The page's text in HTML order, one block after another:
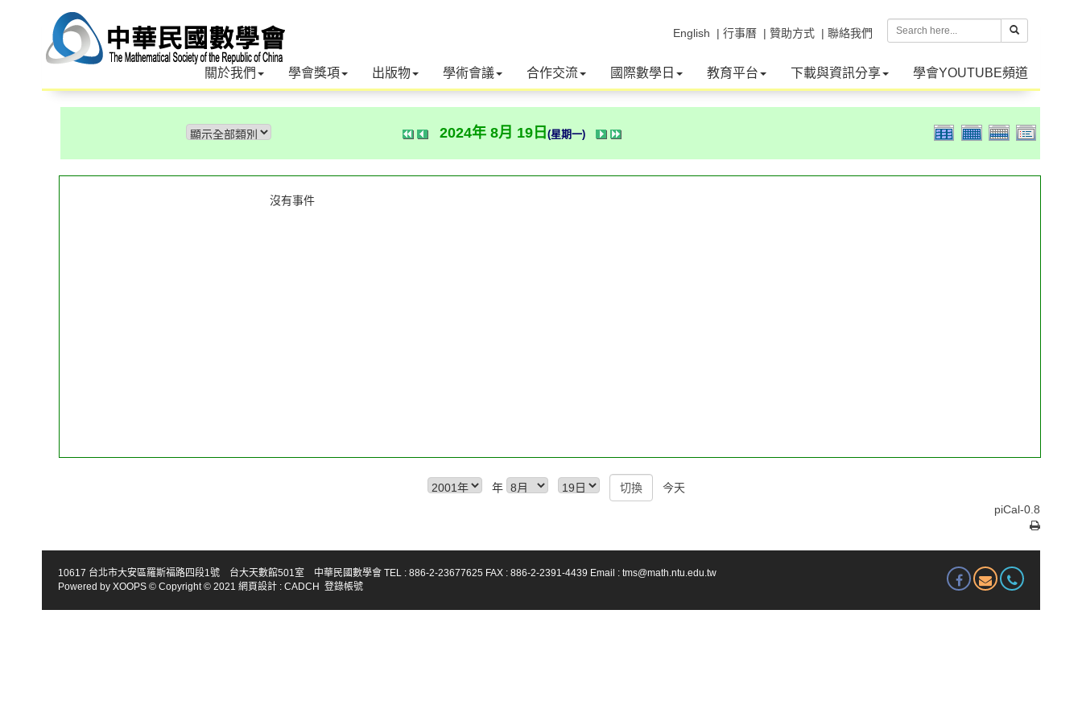
| 聯絡我們
| 贊助方式
| 行事曆
English
關於我們 學會獎項 出版物 學術會議 合作交流 國際數學日 教育平台 下載與資訊分享 學會YOUTUBE頻道
2024年 8月 19日 (星期一)
沒有事件
年
今天
piCal-0.8
10617 台北市大安區羅斯福路四段1號 台大天數館501室 中華民國數學會 TEL : 886-2-23677625 FAX : 886-2-2391-4439 Email : tms@math.ntu.edu.tw
Powered by XOOPS © Copyright © 2021 網頁設計 : CADCH 登錄帳號